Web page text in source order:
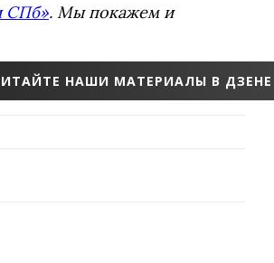
СПб». Мы покажем и
НАШИ МАТЕРИАЛЫ В ДЗЕНЕ